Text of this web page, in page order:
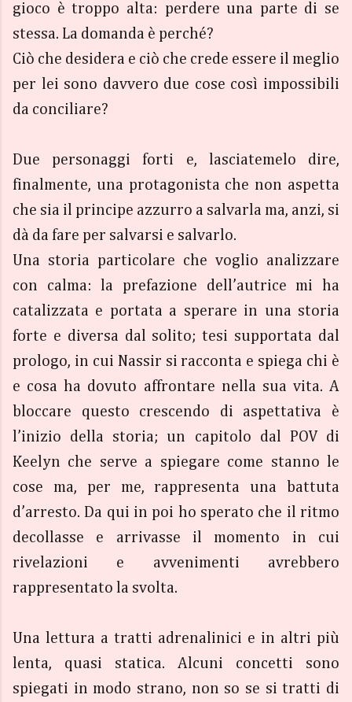
gioco è troppo alta: perdere una parte di se
stessa. La domanda è perché?
Ciò che desidera e ciò che crede essere il meglio
per lei sono davvero due cose così impossibili
da conciliare?
Due personaggi forti e, lasciatemelo dire,
finalmente, una protagonista che non aspetta
che sia il principe azzurro a salvarla ma, anzi, si
dà da fare per salvarsi e salvarlo.
Una storia particolare che voglio analizzare
con calma: la prefazione dell’autrice mi ha
catalizzata e portata a sperare in una storia
forte e diversa dal solito; tesi supportata dal
prologo, in cui Nassir si racconta e spiega chi è
e cosa ha dovuto affrontare nella sua vita. A
bloccare questo crescendo di aspettativa è
l’inizio della storia; un capitolo dal POV di
Keelyn che serve a spiegare come stanno le
cose ma, per me, rappresenta una battuta
d’arresto. Da qui in poi ho sperato che il ritmo
decollasse e arrivasse il momento in cui
rivelazioni e avvenimenti avrebbero
rappresentato la svolta.
Una lettura a tratti adrenalinici e in altri più
lenta, quasi statica. Alcuni concetti sono
spiegati in modo strano, non so se si tratti di